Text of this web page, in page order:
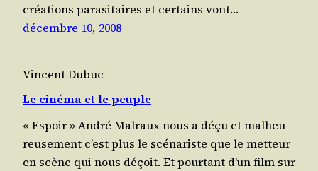
créa­tions para­si­taires et cer­tains vont…
décembre 10, 2008
Vincent Dubuc
Le cinéma et le peuple
« Espoir » André Mal­raux nous a déçu et mal­heu­
reu­se­ment c’est plus le scé­na­riste que le met­teur
en scène qui nous déçoit. Et pour­tant d’un film sur